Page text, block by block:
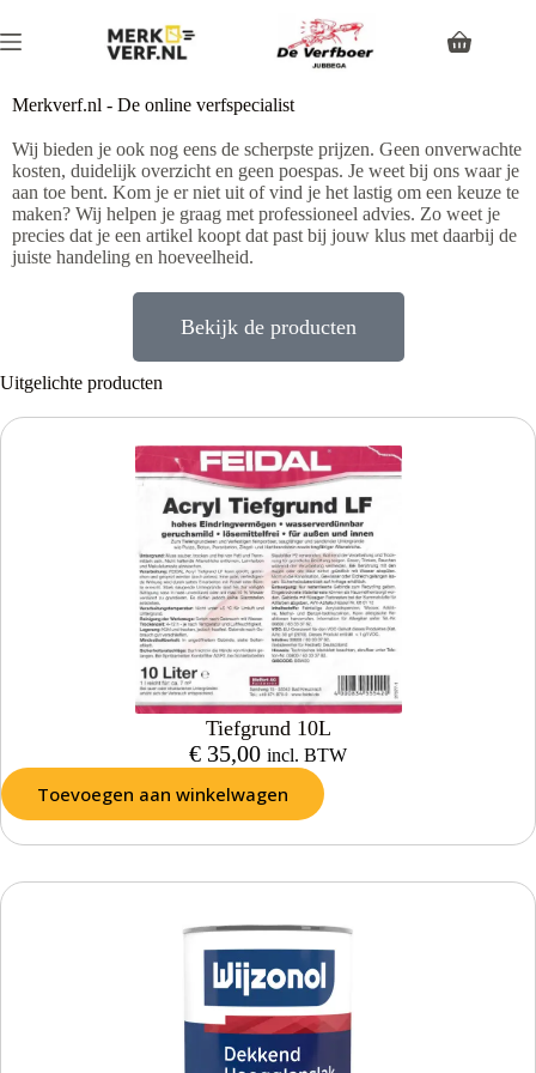
Merkverf.nl - De online verfspecialist
Wij bieden je ook nog eens de scherpste prijzen. Geen onverwachte
kosten, duidelijk overzicht en geen poespas. Je weet bij ons waar je
aan toe bent. Kom je er niet uit of vind je het lastig om een keuze te
maken? Wij helpen je graag met professioneel advies. Zo weet je
precies dat je een artikel koopt dat past bij jouw klus met daarbij de
juiste handeling en hoeveelheid.
Bekijk de producten
Uitgelichte producten
Tiefgrund 10L
€ 35,00 incl. BTW
Toevoegen aan winkelwagen